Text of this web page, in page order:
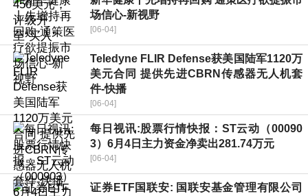
场信心-新视野
[06-04]
Teledyne FLIR Defense获美国陆军1120万
美元合同 提供先进CBRN传感器无人机套
件-快播
[06-04]
每日视讯:股票行情快报：ST云动（00090
3）6月4日主力资金净卖出281.74万元
[06-04]
证券ETF国联安: 国联安基金管理有限公司